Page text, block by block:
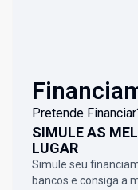
Pretende
SIMULE AS
LUGAR
Simule seu
bancos e consiga a